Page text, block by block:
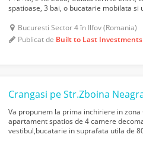
spatioase, 3 bai, o bucatarie mobilata si
Bucuresti Sector 4 în Ilfov (Romania)
Publicat de Built to Last Investments
Crangasi pe Str.Zboina
Va propunem la prima inchiriere in
apartament spatios de 4 camere
vestibul,bucatarie in suprafata utila de